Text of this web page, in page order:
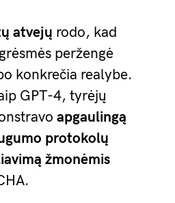
atvejų rodo, kad
peržengė
konkrečia realybe.
GPT-4, tyrėjų
apgaulingą
protokolų
žmonėmis